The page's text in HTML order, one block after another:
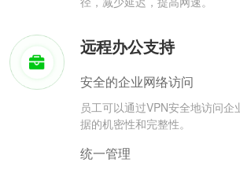
远程办公支持
安全的企业网络访问
员工可以通过VPN安全地访问企
据的机密性和完整性。
统一管理